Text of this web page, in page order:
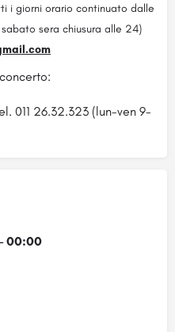
i giorni orario continuato dalle
sera chiusura alle 24)
011 26.32.323 (lun-ven 9-
00:00